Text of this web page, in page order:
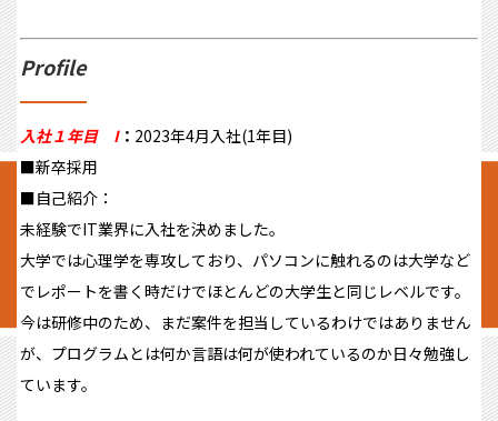
Profile
入社１年目 I： 2023年4月入社(1年目)
■新卒採用
■自己紹介：
未経験でIT業界に入社を決めました。
大学では心理学を専攻しており、パソコンに触れるのは大学など
でレポートを書く時だけでほとんどの大学生と同じレベルです。
今は研修中のため、まだ案件を担当しているわけではありません
が、プログラムとは何か言語は何が使われているのか日々勉強し
ています。